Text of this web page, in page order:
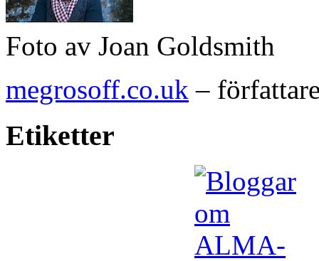
Foto av Joan Goldsmith
megrosoff.co.uk –
Etiketter